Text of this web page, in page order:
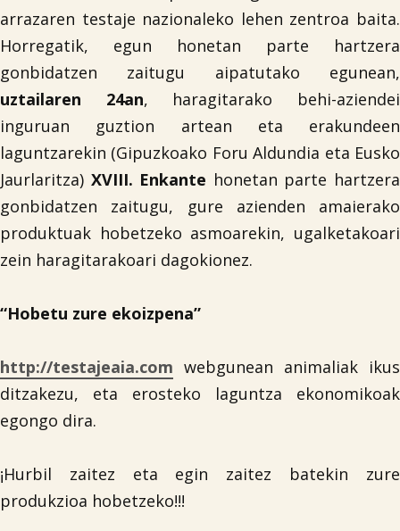
arrazaren testaje nazionaleko lehen zentroa baita.
Horregatik, egun honetan parte hartzera
gonbidatzen zaitugu aipatutako egunean,
uztailaren 24an, haragitarako behi-aziendei
inguruan guztion artean eta erakundeen
laguntzarekin (Gipuzkoako Foru Aldundia eta Eusko
Jaurlaritza) XVIII. Enkante honetan parte hartzera
gonbidatzen zaitugu, gure azienden amaierako
produktuak hobetzeko asmoarekin, ugalketakoari
zein haragitarakoari dagokionez.
“Hobetu zure ekoizpena”
http://testajeaia.com webgunean animaliak ikus
ditzakezu, eta erosteko laguntza ekonomikoak
egongo dira.
¡Hurbil zaitez eta egin zaitez batekin zure
produkzioa hobetzeko!!!